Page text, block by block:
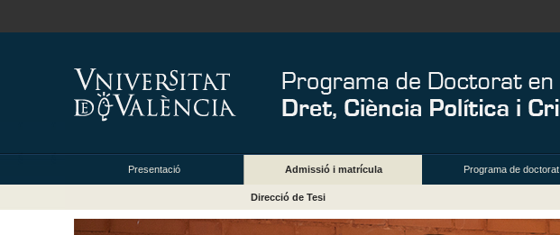
Presentació Admissió i matrícula Programa de doctorat
Direcció de Tesi